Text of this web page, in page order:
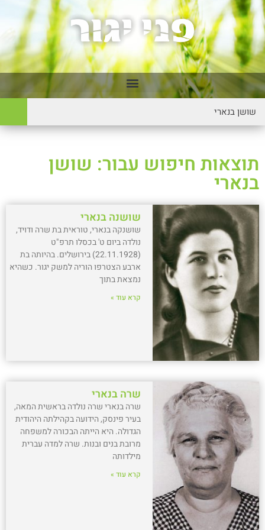
תוצאות חיפוש עבור: שושן
בנארי
שושנה בנארי
שושנקה בנארי, טוראית בת שרה ודויד,
נולדה ביום ט' בכסלו תרפ"ט
(22.11.1928) בירושלים. בהיותה בת
ארבע הצטרפו הוריה למשק יגור. כשהיא
נמצאת בתוך
קרא עוד »
שרה בנארי
שרה בנארי שרה נולדה בראשית המאה,
בעיר פינסק, הידועה בקהילתה היהודית
הגדולה. היא הייתה הבכורה למשפחה
מרובת בנים ובנות. שרה למדה עברית
מילדותה
קרא עוד »